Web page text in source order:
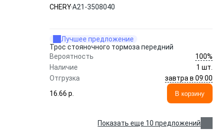
CHERYA21-3508040
Лучшее предложение
Трос стояночного тормоза передний
Вероятность
100%
Наличие
1 шт.
Отгрузка
завтра в 09:00
16.66 p.
В корзину
Показать еще 10 предложений